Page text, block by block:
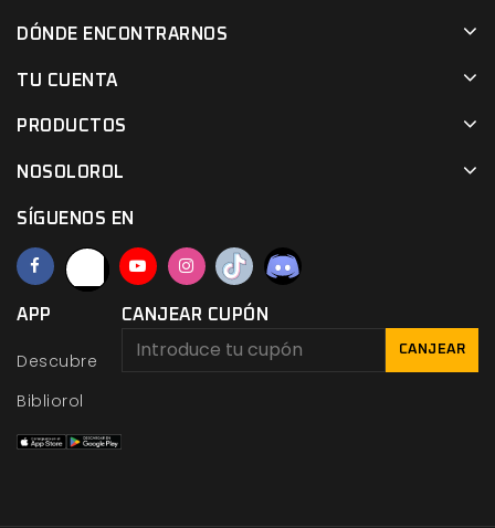
DÓNDE ENCONTRARNOS
TU CUENTA
PRODUCTOS
NOSOLOROL
SÍGUENOS EN
APP
Descubre
Bibliorol
CANJEAR CUPÓN
CANJEAR